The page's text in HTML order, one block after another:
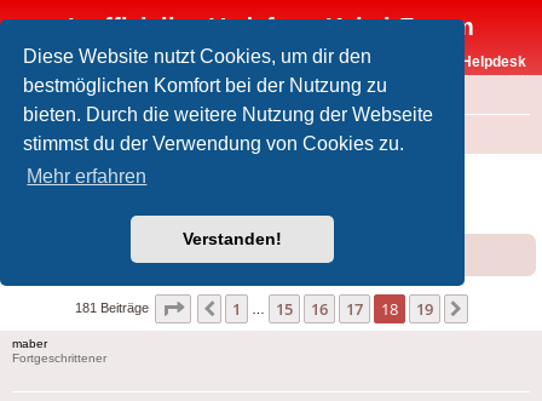
Diese Website nutzt Cookies, um dir den
bestmöglichen Komfort bei der Nutzung zu
bieten. Durch die weitere Nutzung der Webseite
stimmst du der Verwendung von Cookies zu.
Mehr erfahren
Verstanden!
Inoffizielles Vodafone-Kabel-Forum
Vodafone-Kabel-Helpdesk
FAQ
Foren-Übersicht Offtopic
[VF West] Alternativen für int. TV wegen
181 Beiträge Seite 18 von 19
Vorherige
1 15 16 17 18 19
maber
Fortgeschrittener